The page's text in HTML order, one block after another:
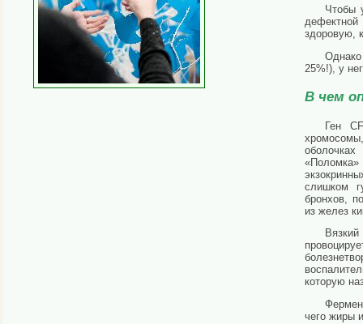
Чтобы
здоровую,
Однако
25%!), у
В чем
Ген
слишком
бронхов,
из желез
которую
чего жиры